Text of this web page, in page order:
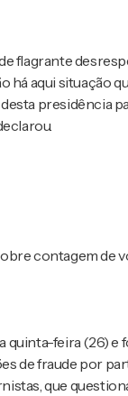
de flagrante
há aqui situação
presidência
contagem de
quinta-feira (26) e
de fraude por
que